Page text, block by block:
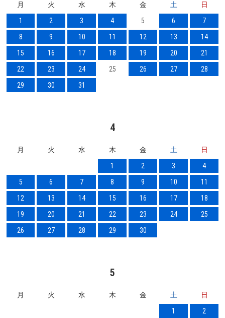
月 火 水 木 金 土
日
1
2 3 4 5 6
7
8
9 10 11 12 13
14
15
16 17 18 19 20
21
22
23 24 25 26 27
28
29
30 31
4
月 火 水 木 金 土
日
1
2 3
4
5
6 7 8 9 10
11
12
13 14 15 16 17
18
19
20 21 22 23 24
25
26
27 28 29 30
5
月 火 水 木 金 土
日
1
2